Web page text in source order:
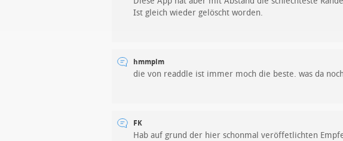
Ist gleich wieder gelöscht worden.
hmmplm
die von readdle ist immer moch die beste. was da
FK
Hab auf grund der hier schonmal veröffetlichten